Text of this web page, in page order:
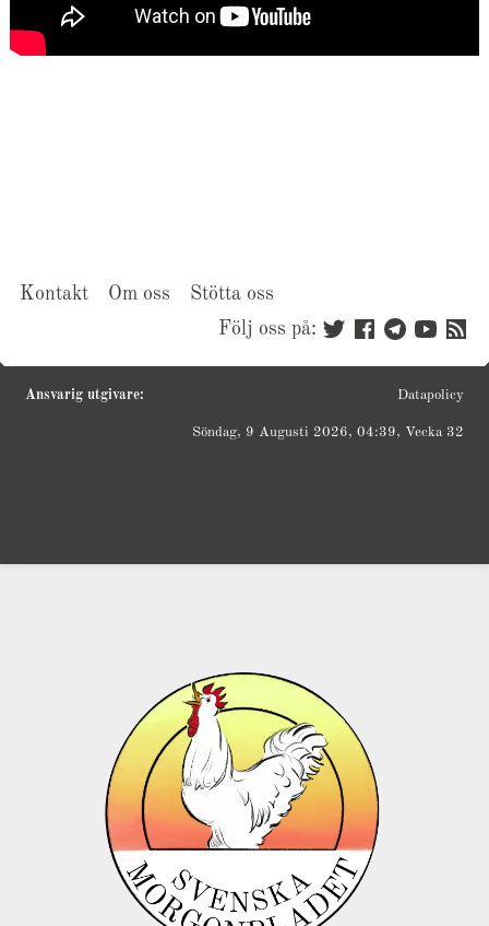
Kontakt Om oss
Stötta oss
Följ oss på:
Ansvarig utgivare: Datapolicy
Söndag, 9 Augusti 2026, 04:39, Vecka 32